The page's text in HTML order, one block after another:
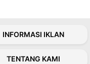
INFORMASI IKLAN
TENTANG KAMI